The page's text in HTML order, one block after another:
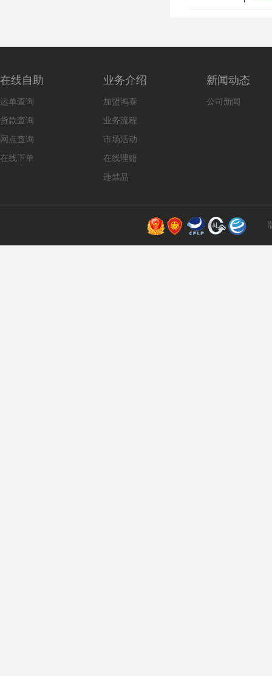
在线自助
运单查询
货款查询
网点查询
在线下单
业务介绍
加盟鸿泰
业务流程
市场活动
在线理赔
违禁品
新闻动态
公司新闻